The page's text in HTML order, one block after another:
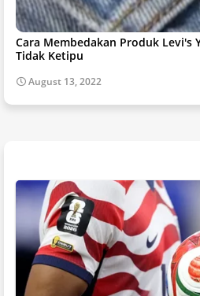
Cara Membedakan Produk Levi's
Tidak Ketipu
August 13, 2022